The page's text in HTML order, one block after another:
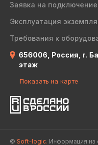
Заявка на подключение
Эксплуатация
Требования к
656006, Россия, г.
этаж
Показать на карте
© Soft-logic. Информация на